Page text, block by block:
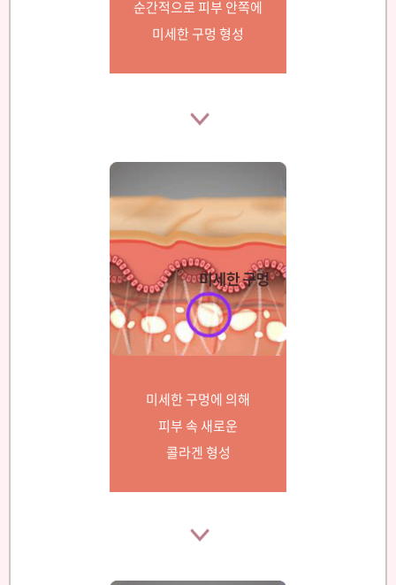
순간적으로 피부 안쪽에
미세한 구멍 형성
미세한 구멍에 의해
피부 속 새로운
콜라겐 형성